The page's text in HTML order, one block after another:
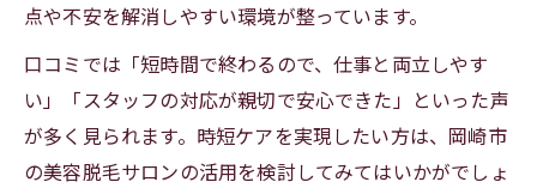
点や不安を解消しやすい環境が整っています。
口コミでは「短時間で終わるので、仕事と両立しやす
い」「スタッフの対応が親切で安心できた」といった声
が多く見られます。時短ケアを実現したい方は、岡崎市
の美容脱毛サロンの活用を検討してみてはいかがでしょ